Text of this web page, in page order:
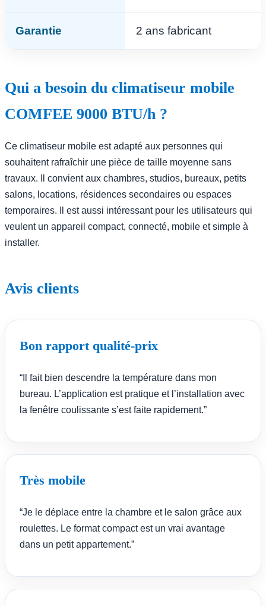
Garantie 2 ans fabricant
Qui a besoin du climatiseur mobile
COMFEE 9000 BTU/h ?
Ce climatiseur mobile est adapté aux personnes qui
souhaitent rafraîchir une pièce de taille moyenne sans
travaux. Il convient aux chambres, studios, bureaux, petits
salons, locations, résidences secondaires ou espaces
temporaires. Il est aussi intéressant pour les utilisateurs qui
veulent un appareil compact, connecté, mobile et simple à
installer.
Avis clients
Bon rapport qualité-prix
“Il fait bien descendre la température dans mon
bureau. L’application est pratique et l’installation avec
la fenêtre coulissante s’est faite rapidement.”
Très mobile
“Je le déplace entre la chambre et le salon grâce aux
roulettes. Le format compact est un vrai avantage
dans un petit appartement.”